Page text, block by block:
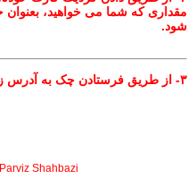
مقداری که شما می خواهید،
شود.
۳- از طریق فرستادن چک به آدرس زیر:
Parviz Shahbazi